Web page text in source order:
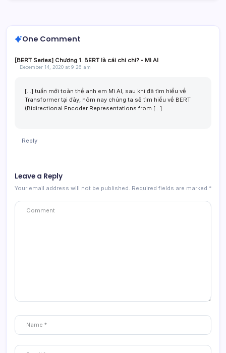
One Comment
[BERT Series] Chương 1. BERT là cái chi chi? - Mì AI
December 14, 2020 at 9:26 am
[…] tuần mới toàn thể anh em Mì AI, sau khi đã tìm hiểu về
Transformer tại đây, hôm nay chúng ta sẽ tìm hiểu về BERT
(Bidirectional Encoder Representations from […]
Reply
Leave a Reply
Your email address will not be published. Required fields are marked *